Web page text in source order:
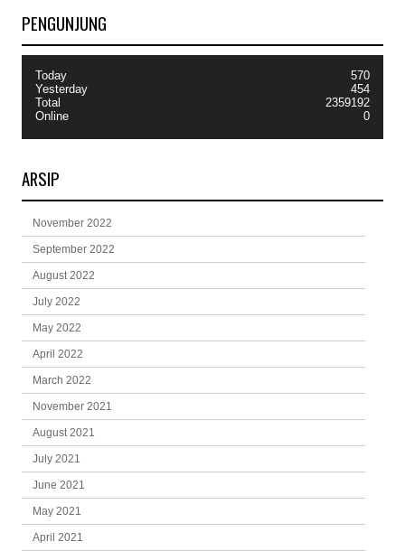
PENGUNJUNG
Today
Yesterday
Total
Online
570
454
2359192
0
ARSIP
November 2022
September 2022
August 2022
July 2022
May 2022
April 2022
March 2022
November 2021
August 2021
July 2021
June 2021
May 2021
April 2021